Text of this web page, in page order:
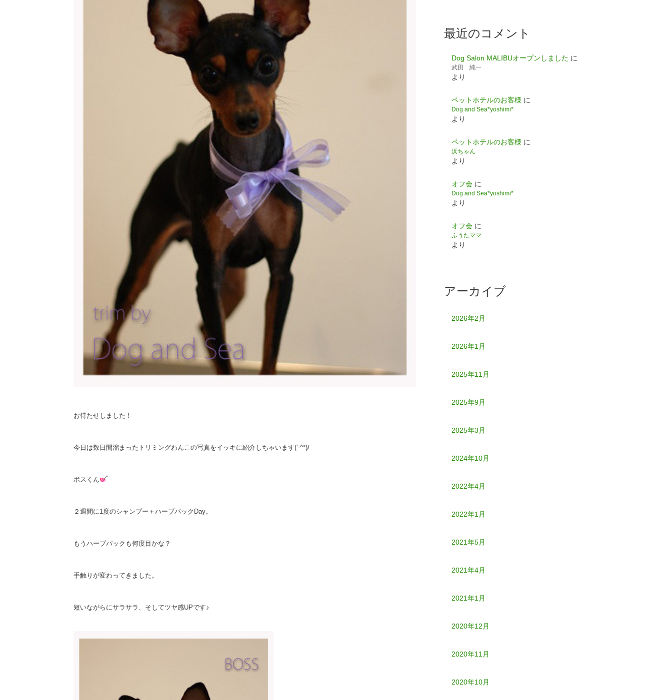
お待たせしました！
今日は数日間溜まったトリミングわんこの写真をイッキに紹介しちゃいます(‘-^*)/
ボスくん
２週間に1度のシャンプー＋ハーブパックDay。
もうハーブパックも何度目かな？
手触りが変わってきました。
短いながらにサラサラ、そしてツヤ感UPです♪
最近のコメント
Dog Salon MALIBUオープンしました に
武田 純一
より
ペットホテルのお客様 に
Dog and Sea*yoshimi*
より
ペットホテルのお客様 に
浜ちゃん
より
オフ会 に
Dog and Sea*yoshimi*
より
オフ会 に
ふうたママ
より
アーカイブ
2026年2月
2026年1月
2025年11月
2025年9月
2025年3月
2024年10月
2022年4月
2022年1月
2021年5月
2021年4月
2021年1月
2020年12月
2020年11月
2020年10月